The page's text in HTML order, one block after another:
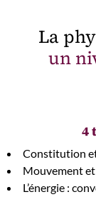
La
un
4
Constitution
Mouvement
L’énergie :